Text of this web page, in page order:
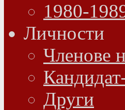
1980-
Личности
Членове
Други